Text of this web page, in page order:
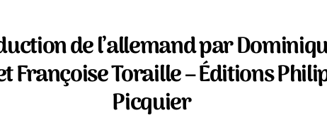
de l’allemand par
Françoise Toraille – Éditions
Picquier